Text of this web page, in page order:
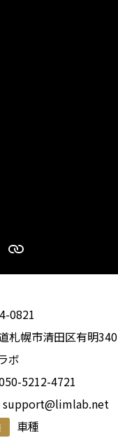
0821
札幌市清田区有明340
ボ
5212-4721
support@limlab.net
車種